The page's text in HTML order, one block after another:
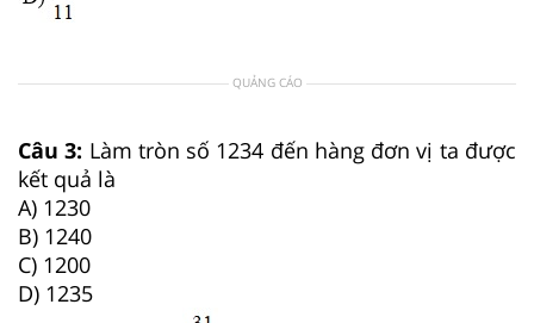
QUẢNG CÁO
Câu 3: Làm tròn số 1234 đến hàng đơn vị ta được
kết quả là
A) 1230
B) 1240
C) 1200
D) 1235